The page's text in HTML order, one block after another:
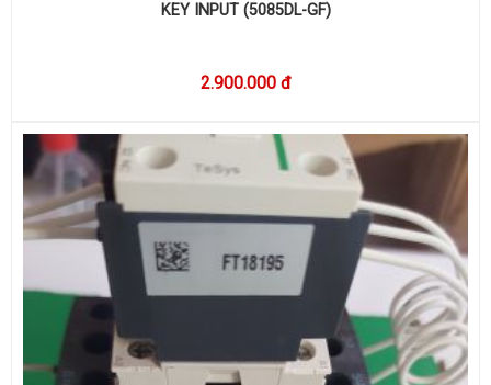
KEY INPUT (5085DL-GF)
2.900.000 đ